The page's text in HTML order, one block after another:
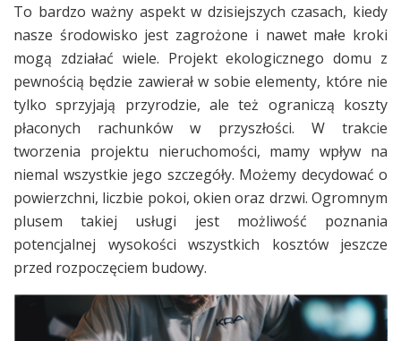
To bardzo ważny aspekt w dzisiejszych czasach, kiedy
nasze środowisko jest zagrożone i nawet małe kroki
mogą zdziałać wiele. Projekt ekologicznego domu z
pewnością będzie zawierał w sobie elementy, które nie
tylko sprzyjają przyrodzie, ale też ograniczą koszty
płaconych rachunków w przyszłości. W trakcie
tworzenia projektu nieruchomości, mamy wpływ na
niemal wszystkie jego szczegóły. Możemy decydować o
powierzchni, liczbie pokoi, okien oraz drzwi. Ogromnym
plusem takiej usługi jest możliwość poznania
potencjalnej wysokości wszystkich kosztów jeszcze
przed rozpoczęciem budowy.